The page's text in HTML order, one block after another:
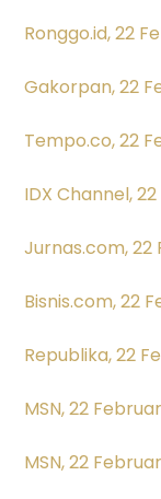
Ronggo.id, 22
Gakorpan, 22
Tempo.co, 22
IDX Channel,
Jurnas.com, 22
Bisnis.com, 22
Republika, 22
MSN, 22
MSN, 22